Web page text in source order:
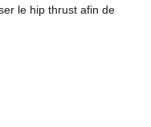
le hip thrust afin de